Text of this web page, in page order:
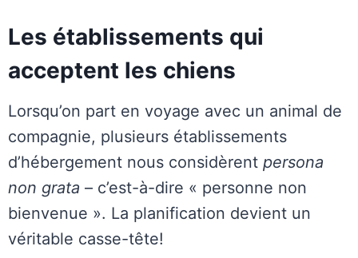
Les établissements qui
acceptent les chiens
Lorsqu’on part en voyage avec un animal de
compagnie, plusieurs établissements
d’hébergement nous considèrent persona
non grata – c’est-à-dire « personne non
bienvenue ». La planification devient un
véritable casse-tête!